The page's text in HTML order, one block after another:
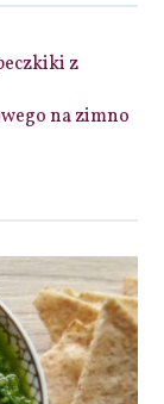
z
na zimno